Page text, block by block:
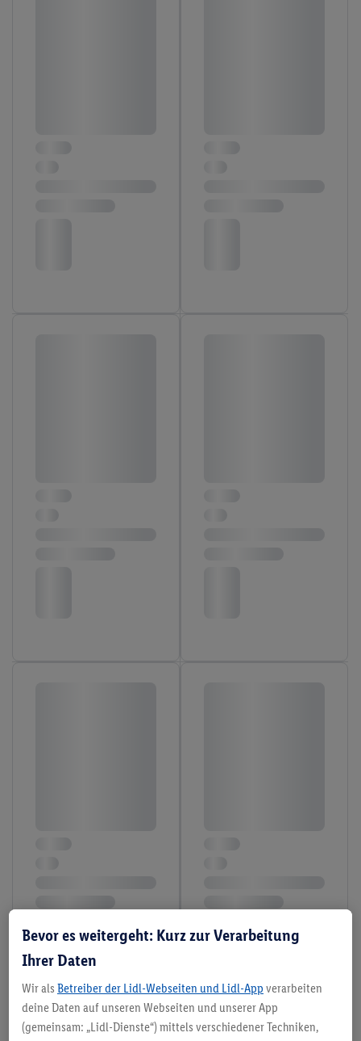
12 / 29
Bevor es weitergeht: Kurz zur Verarbeitung
Ihrer Daten
Wir als Betreiber der Lidl-Webseiten und Lidl-App verarbeiten
deine Daten auf unseren Webseiten und unserer App
(gemeinsam: „Lidl-Dienste“) mittels verschiedener Techniken,